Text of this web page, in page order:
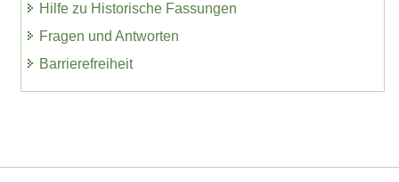
Hilfe zu Historische Fassungen
Fragen und Antworten
Barrierefreiheit